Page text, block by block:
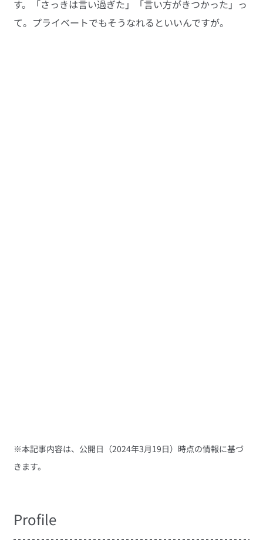
す。「さっきは言い過ぎた」「言い方がきつかった」っ
て。プライベートでもそうなれるといいんですが。
※本記事内容は、公開日（2024年3月19日）時点の情報に基づ
きます。
Profile